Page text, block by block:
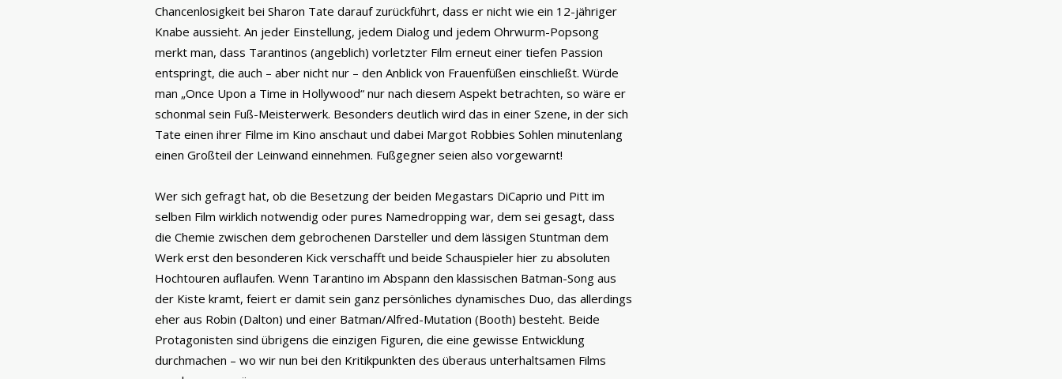
Chancenlosigkeit bei Sharon Tate darauf zurückführt, dass er nicht wie ein 12-jähriger
Knabe aussieht. An jeder Einstellung, jedem Dialog und jedem Ohrwurm-Popsong
merkt man, dass Tarantinos (angeblich) vorletzter Film erneut einer tiefen Passion
entspringt, die auch – aber nicht nur – den Anblick von Frauenfüßen einschließt. Würde
man „Once Upon a Time in Hollywood“ nur nach diesem Aspekt betrachten, so wäre er
schonmal sein Fuß-Meisterwerk. Besonders deutlich wird das in einer Szene, in der sich
Tate einen ihrer Filme im Kino anschaut und dabei Margot Robbies Sohlen minutenlang
einen Großteil der Leinwand einnehmen. Fußgegner seien also vorgewarnt!
Wer sich gefragt hat, ob die Besetzung der beiden Megastars DiCaprio und Pitt im
selben Film wirklich notwendig oder pures Namedropping war, dem sei gesagt, dass
die Chemie zwischen dem gebrochenen Darsteller und dem lässigen Stuntman dem
Werk erst den besonderen Kick verschafft und beide Schauspieler hier zu absoluten
Hochtouren auflaufen. Wenn Tarantino im Abspann den klassischen Batman-Song aus
der Kiste kramt, feiert er damit sein ganz persönliches dynamisches Duo, das allerdings
eher aus Robin (Dalton) und einer Batman/Alfred-Mutation (Booth) besteht. Beide
Protagonisten sind übrigens die einzigen Figuren, die eine gewisse Entwicklung
durchmachen – wo wir nun bei den Kritikpunkten des überaus unterhaltsamen Films